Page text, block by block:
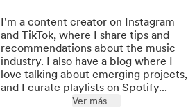
I'm a content creator on Instagram
and TikTok, where I share tips and
recommendations about the music
industry. I also have a blog where I
love talking about emerging projects,
and I curate playlists on Spotify...
Ver más